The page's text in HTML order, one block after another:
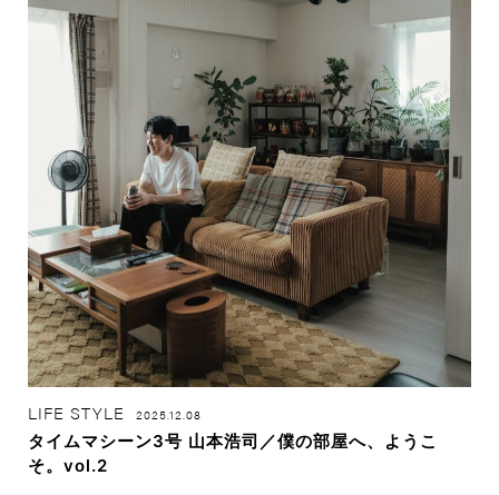
LIFE STYLE 2025.12.08
タイムマシーン3号 山本浩司／僕の部屋へ、ようこ
そ。vol.2